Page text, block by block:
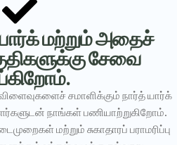
மற்றும் அதைச்
சேவை
சமாளிக்கும் நார்த் யார்க்
நாங்கள் பணியாற்றுகிறோம்.
மற்றும் சுகாதாரப் பராமரிப்பு